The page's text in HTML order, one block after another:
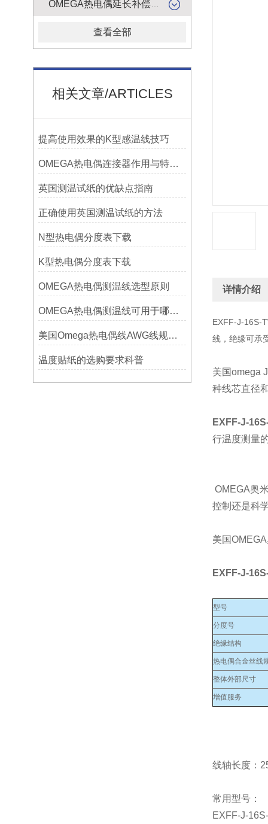
查看全部
相关文章/ARTICLES
提高使用效果的K型感温线技巧
OMEGA热电偶连接器作用与特点是什么？
英国测温试纸的优缺点指南
正确使用英国测温试纸的方法
N型热电偶分度表下载
K型热电偶分度表下载
OMEGA热电偶测温线选型原则
OMEGA热电偶测温线可用于哪些领域
美国Omega热电偶线AWG线规对照表
温度贴纸的选购要求科普
详情介绍
EXFF-J-16S-
线，绝缘可承
美国omega
种线芯直径
EXFF-J-
行温度测量
OMEGA奥
控制还是科
美国
EXFF-J-
型号
分度号
绝缘结构
热电偶合金丝线
整体外部尺寸
增值服务
线轴长度：
常用型号：
EXFF-J-